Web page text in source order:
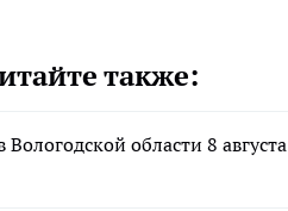
также:
области 8 августа